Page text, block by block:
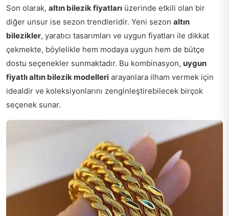
Son olarak, altın bilezik fiyatları üzerinde etkili olan bir
diğer unsur ise sezon trendleridir. Yeni sezon altın
bilezikler, yaratıcı tasarımları ve uygun fiyatları ile dikkat
çekmekte, böylelikle hem modaya uygun hem de bütçe
dostu seçenekler sunmaktadır. Bu kombinasyon, uygun
fiyatlı altın bilezik modelleri arayanlara ilham vermek için
idealdir ve koleksiyonlarını zenginleştirebilecek birçok
seçenek sunar.